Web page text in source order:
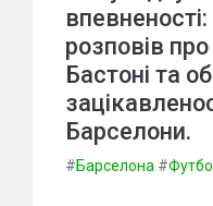
розповів
Бастоні та
Барселони.
#Барселона #